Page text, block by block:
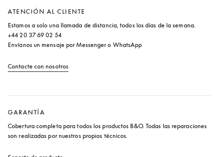
ATENCIÓN AL CLIENTE
Estamos a solo una llamada de distancia, todos los días de la semana.
+44 20 37 69 02 54
Envíanos un mensaje por Messenger o WhatsApp
Contacte con nosotros
GARANTÍA
Cobertura completa para todos los productos B&O. Todas las reparaciones
son realizadas por nuestros propios técnicos.